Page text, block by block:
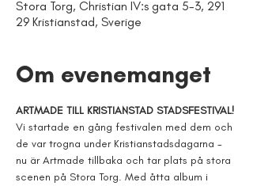
Stora Torg, Christian IV:s gata 5-3, 291
29 Kristianstad, Sverige
Om evenemanget
ARTMADE TILL KRISTIANSTAD STADSFESTIVAL!
Vi startade en gång festivalen med dem och
de var trogna under Kristianstadsdagarna -
nu är Artmade tillbaka och tar plats på stora
scenen på Stora Torg. Med åtta album i